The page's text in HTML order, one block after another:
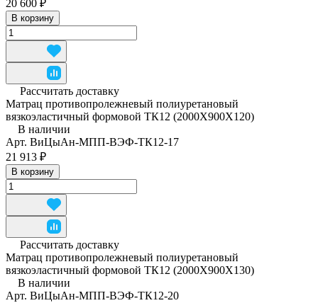
20 600 ₽
В корзину
Рассчитать доставку
Матрац противопролежневый полиуретановый
вязкоэластичный формовой ТК12 (2000Х900Х120)
В наличии
Арт. ВиЦыАн-МПП-ВЭФ-ТК12-17
21 913 ₽
В корзину
Рассчитать доставку
Матрац противопролежневый полиуретановый
вязкоэластичный формовой ТК12 (2000Х900Х130)
В наличии
Арт. ВиЦыАн-МПП-ВЭФ-ТК12-20